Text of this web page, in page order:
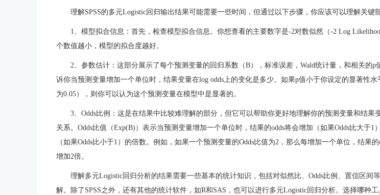
理解SPSS的多元Logistic回归输出结果可能需要一些时间，但通过以下步骤，你应该可以理解关键部
1、模型拟合信息：首先，检查模型拟合信息。你想查看的主要数字是-2对数似然（-2 Log
个数值越小，模型的拟合度越好。
2、参数估计：这部分展示了每个预测变量的回归系数（B），标准误差，Wald统计量，和相关的p
诉你当预测变量增加一个单位时，结果变量在log odds上的变化是多少。如果p值小于你设定的显著性水
为0.05），则你可以认为这个预测变量在模型中是显著的。
3、Odds比例：这是在结果中比较难理解的部分，但它可以帮助你更好地理解你的预测变量和结果
关系。Odds比值（Exp(B)）表示当预测变量增加一个单位时，结果的odds将会增加（如果Odds比大于1
（如果Odds比小于1）的倍数。例如，如果一个预测变量的Odds比值为2，那么每增加一个单位，结果的
增加2倍。
理解多元Logistic回归分析的结果需要一些基本的统计知识，包括对似然比、Odds比例、置信区间
解。除了SPSS之外，还有其他的统计软件，如R和SAS，也可以进行多元Logistic回归分析。选择哪种工